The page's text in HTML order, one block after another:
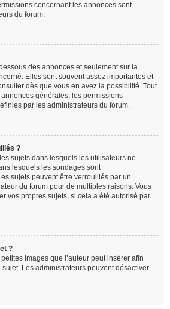
concernant les annonces sont
du forum.
des annonces et seulement sur la
Elles sont souvent assez importantes et
dès que vous en avez la possibilité. Tout
générales, les permissions
par les administrateurs du forum.
?
sujets dans lesquels les utilisateurs ne
lesquels les sondages sont
sujets peuvent être verrouillés par un
du forum pour de multiples raisons. Vous
vos propres sujets, si cela a été autorisé par
?
images que l’auteur peut insérer afin
sujet. Les administrateurs peuvent désactiver